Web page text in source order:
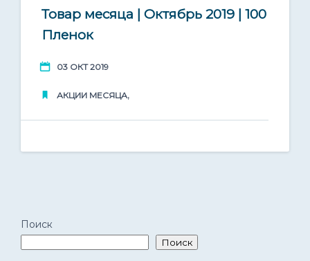
Доставка по всей России
03
Окт 2019
Товар месяца | Октябрь 2019 | 100
Пленок
03 ОКТ 2019
АКЦИИ МЕСЯЦА,
Поиск
Поиск